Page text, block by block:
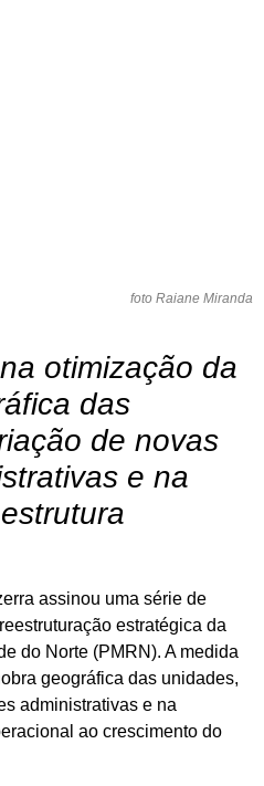
foto Raiane Miranda
otimização da
das
de novas
e na
assinou uma série de
estratégica da
do Norte (PMRN). A medida
geográfica das unidades,
administrativas e na
ao crescimento do